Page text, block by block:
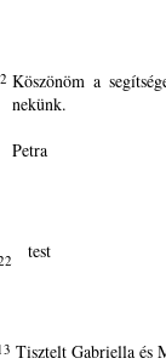
Köszönöm a
nekünk.
Petra
test
Tisztelt Gabriella és